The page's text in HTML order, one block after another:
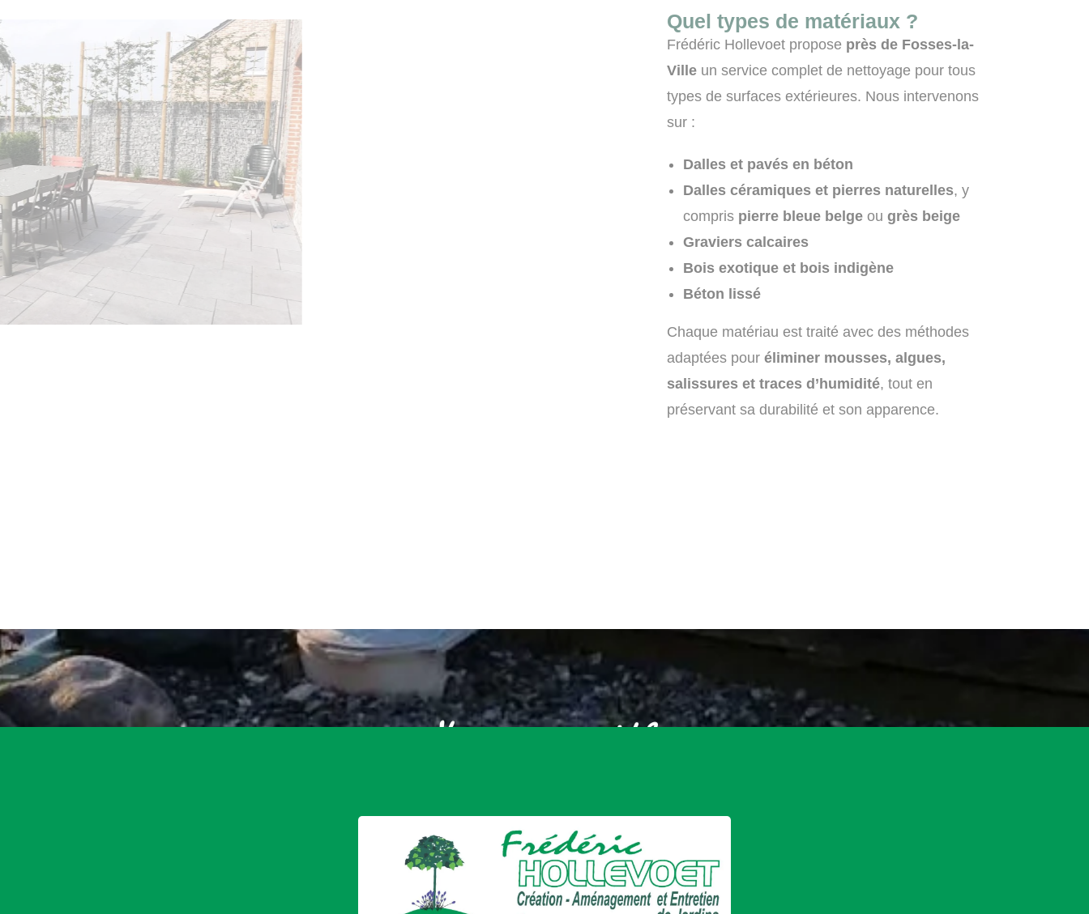
Quel types de matériaux ?
Frédéric Hollevoet propose près de Fosses-la-
Villeun service complet de nettoyage pour tous
types de surfaces extérieures. Nous intervenons
sur :
Dalles et pavés en béton
Dalles céramiques et pierres naturelles, y
compris pierre bleue belgeou grès beige
Graviers calcaires
Bois exotique et bois indigène
Béton lissé
Chaque matériau est traité avec des méthodes
adaptées pour éliminer mousses, algues,
salissures et traces d’humidité, tout en
préservant sa durabilité et son apparence.